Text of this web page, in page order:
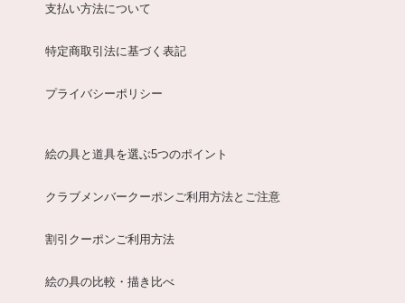
支払い方法について
特定商取引法に基づく表記
プライバシーポリシー
絵の具と道具を選ぶ5つのポイント
クラブメンバークーポンご利用方法とご注意
割引クーポンご利用方法
絵の具の比較・描き比べ